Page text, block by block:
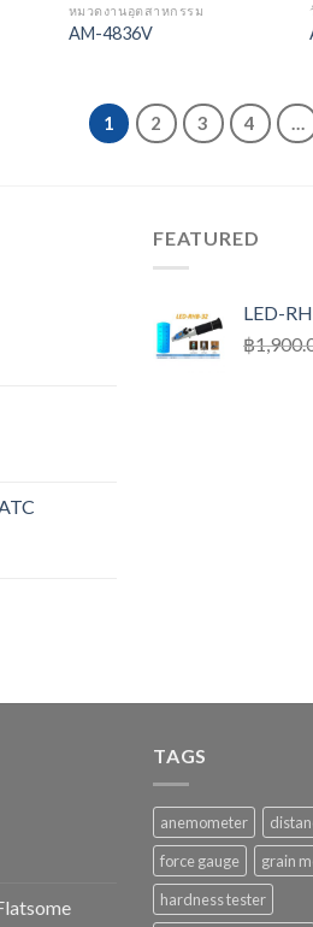
หมวดงานอุตสาหกรรม
AM-4836V
1 2 3 4
FEATURED
LED-
฿
TAGS
anemometer
force gauge
grain
hardness tester